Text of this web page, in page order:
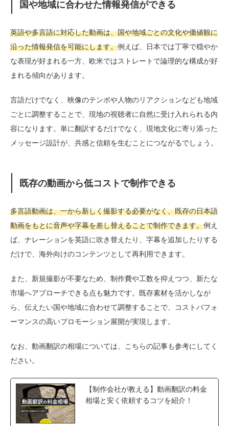
国や地域に合わせた情報発信ができる
英語や多言語に対応した動画は、国や地域ごとの文化や価値観に
沿った情報発信を可能にします。例えば、日本では丁寧で穏やか
な表現が好まれる一方、欧米ではストレートで論理的な構成が好
まれる傾向があります。
言語だけでなく、映像のテンポや人物のリアクションなども地域
ごとに調整することで、現地の視聴者に自然に受け入れられる内
容になります。単に翻訳するだけでなく、現地文化に寄り添った
メッセージ設計が、共感と信頼を生むことにつながるでしょう。
既存の動画から低コストで制作できる
多言語動画は、一から新しく撮影する必要がなく、既存の日本語
動画をもとに音声や字幕を差し替えることで制作できます。例え
ば、ナレーションを英語に吹き替えたり、字幕を追加したりする
だけで、海外向けのコンテンツとして再利用できます。
また、新規撮影が不要なため、制作費や工数を抑えつつ、新たな
市場へアプローチできる点も魅力です。既存素材を活かしなが
ら、伝えたい国や地域に合わせて調整することで、コストパフォ
ーマンスの高いプロモーション展開が実現します。
なお、動画翻訳の相場については、こちらの記事も参考にしてく
ださい。
【制作会社が教える】動画翻訳の料金
相場と安く依頼するコツを紹介！